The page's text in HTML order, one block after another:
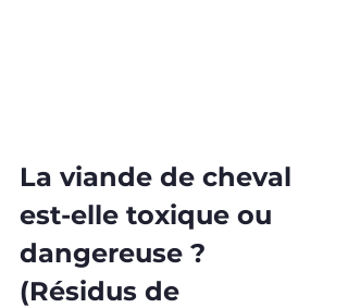
La viande de cheval
est-elle toxique ou
dangereuse ?
(Résidus de